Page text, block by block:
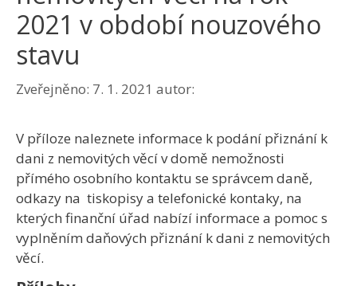
2021 v období nouzového
stavu
Zveřejněno: 7. 1. 2021 autor:
V příloze naleznete informace k podání přiznání k
dani z nemovitých věcí v domě nemožnosti
přímého osobního kontaktu se správcem daně,
odkazy na tiskopisy a telefonické kontaky, na
kterých finanční úřad nabízí informace a pomoc s
vyplněním daňových přiznání k dani z nemovitých
věcí.